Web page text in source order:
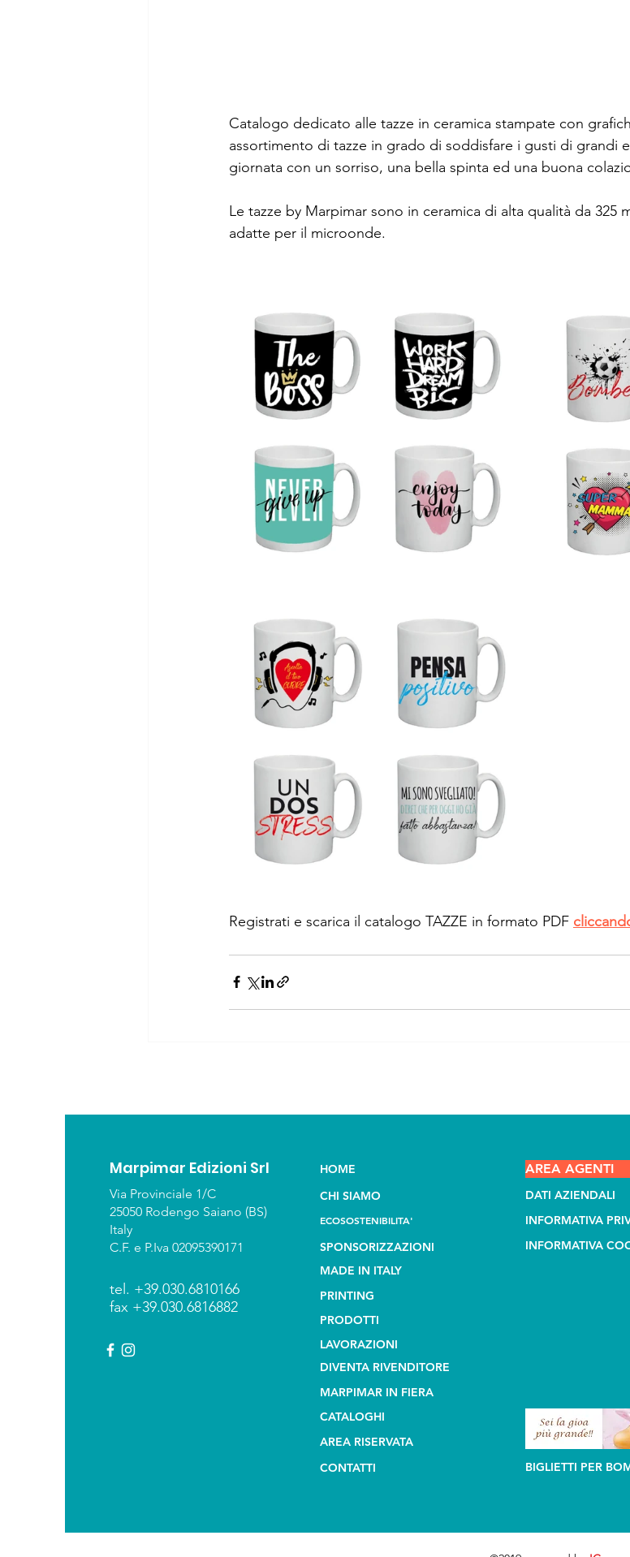
Catalogo dedicato alle tazze in ceramica stampate con
assortimento di tazze in grado di soddisfare i gusti di grandi
giornata con un sorriso, una bella spinta ed una buona
Le tazze by Marpimar sono in ceramica di alta qualità da 325
adatte per il microonde.
Registrati e scarica il catalogo TAZZE in formato PDF
Marpimar Edizioni Srl
Via Provinciale 1/C
25050 Rodengo Saiano (BS)
Italy
C.F. e P.Iva 02095390171
tel. +39.030.6810166
fax +39.030.6816882
HOME
CHI SIAMO
ECOSOSTENIBILITA'
SPONSORIZZAZIONI
MADE IN ITALY
PRINTING
PRODOTTI
LAVORAZIONI
DIVENTA RIVENDITORE
MARPIMAR IN FIERA
CATALOGHI
AREA RISERVATA
CONTATTI
AREA AGENTI
DATI AZIENDALI
INFORMATIVA
INFORMATIVA
BIGLIETTI PER